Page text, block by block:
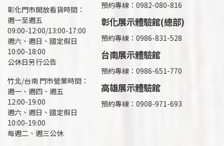
彰化門市開放看貨時間：
週一至週五
09:00-12:00/13:00-17:00
週六、週日、國定假日
10:00-18:00
公休日另行公告
竹北/台南 門市營業時間：
週一、週四、週五
12:00-19:00
週六、週日、國定假日
10:00-19:00
每週二、週三公休
預約專線：0982-080-816
彰化展示體驗館(總部)
預約專線： 0986-831-528
台南展示體驗館
預約專線：0986-651-770
高雄展示體驗館
預約專線： 0908-971-693